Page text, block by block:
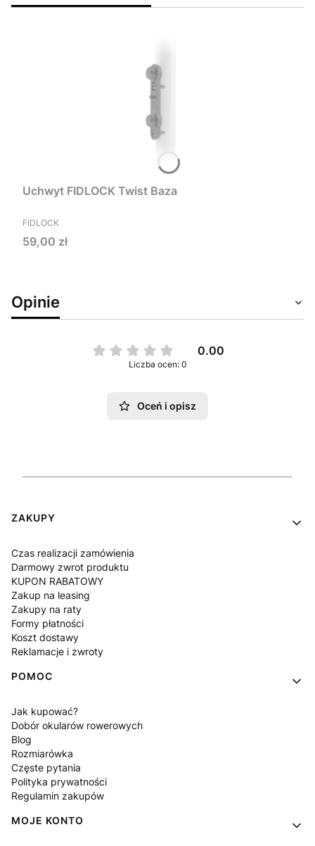
Uchwyt FIDLOCK Twist Baza
PRODUCENT
FIDLOCK
Cena
59,00 zł
Opinie
0.00
Liczba ocen: 0
Oceń i opisz
Linki w stopce
ZAKUPY
Czas realizacji zamówienia
Darmowy zwrot produktu
KUPON RABATOWY
Zakup na leasing
Zakupy na raty
Formy płatności
Koszt dostawy
Reklamacje i zwroty
POMOC
Jak kupować?
Dobór okularów rowerowych
Blog
Rozmiarówka
Częste pytania
Polityka prywatności
Regulamin zakupów
MOJE KONTO